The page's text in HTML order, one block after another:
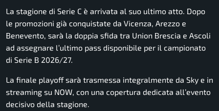
La stagione di Serie C è arrivata al suo ultimo atto. Dopo
le promozioni già conquistate da Vicenza, Arezzo e
Benevento, sarà la doppia sfida tra Union Brescia e Ascoli
ad assegnare l’ultimo pass disponibile per il campionato
di Serie B 2026/27.
La finale playoff sarà trasmessa integralmente da Sky e in
streaming su NOW, con una copertura dedicata all’evento
decisivo della stagione.